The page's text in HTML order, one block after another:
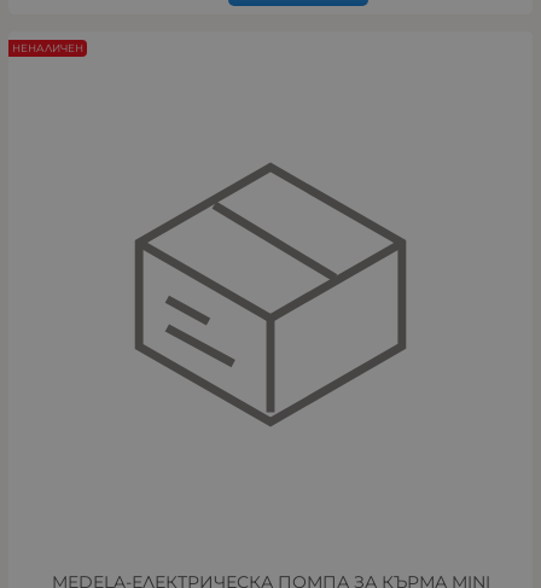
MEDELA-ЕЛЕКТРИЧЕСКА ПОМПА ЗА КЪРМА MINI
НЕНАЛИЧЕН